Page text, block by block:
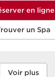
en ligne
un Spa
Voir plus